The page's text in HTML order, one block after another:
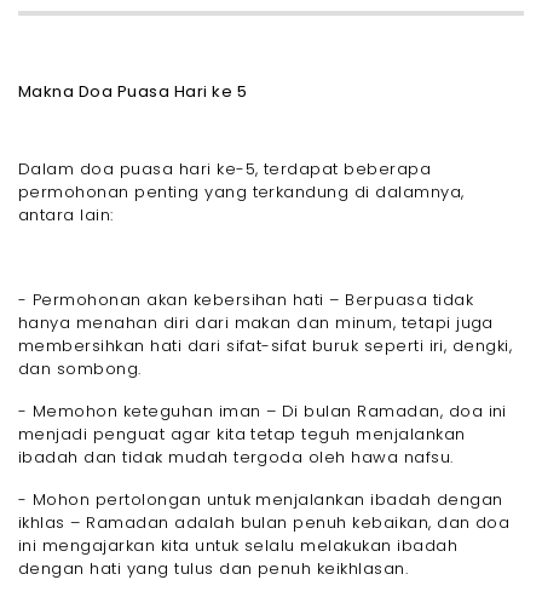
Makna Doa Puasa Hari ke 5
Dalam doa puasa hari ke-5, terdapat beberapa
permohonan penting yang terkandung di dalamnya,
antara lain:
- Permohonan akan kebersihan hati – Berpuasa tidak
hanya menahan diri dari makan dan minum, tetapi juga
membersihkan hati dari sifat-sifat buruk seperti iri, dengki,
dan sombong.
- Memohon keteguhan iman – Di bulan Ramadan, doa ini
menjadi penguat agar kita tetap teguh menjalankan
ibadah dan tidak mudah tergoda oleh hawa nafsu.
- Mohon pertolongan untuk menjalankan ibadah dengan
ikhlas – Ramadan adalah bulan penuh kebaikan, dan doa
ini mengajarkan kita untuk selalu melakukan ibadah
dengan hati yang tulus dan penuh keikhlasan.